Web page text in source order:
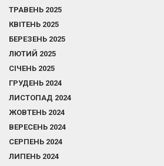
ТРАВЕНЬ 2025
КВІТЕНЬ 2025
БЕРЕЗЕНЬ 2025
ЛЮТИЙ 2025
СІЧЕНЬ 2025
ГРУДЕНЬ 2024
ЛИСТОПАД 2024
ЖОВТЕНЬ 2024
ВЕРЕСЕНЬ 2024
СЕРПЕНЬ 2024
ЛИПЕНЬ 2024